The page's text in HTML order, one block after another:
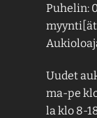
Puhelin:
Uudet
ma-pe
la klo 8-